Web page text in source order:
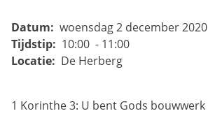
Datum: woensdag 2 december 2020
Tijdstip: 10:00 - 11:00
Locatie: De Herberg
1 Korinthe 3: U bent Gods bouwwerk